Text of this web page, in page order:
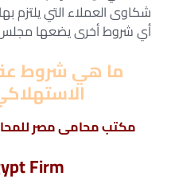
شكاوى العملاء التي يلتزم
أي شروط أخرى يضعها مجلس
ما هي شروط
مكتب محامى مصر
Firm